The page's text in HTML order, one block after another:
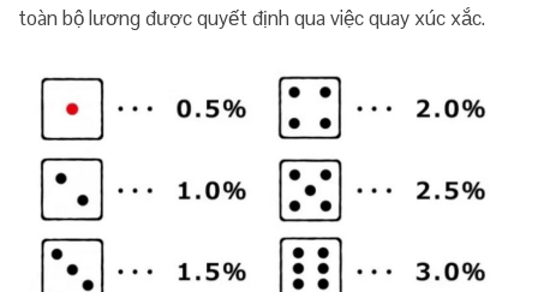
toàn bộ lương được quyết định qua việc quay xúc xắc.